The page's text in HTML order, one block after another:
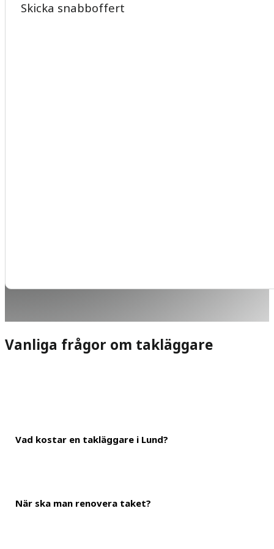
Skicka snabboffert
Vanliga frågor om takläggare
Vad kostar en takläggare i Lund?
En ungefärlig kostnad är 600 kronor i timmen för takläggning i
När ska man renovera taket?